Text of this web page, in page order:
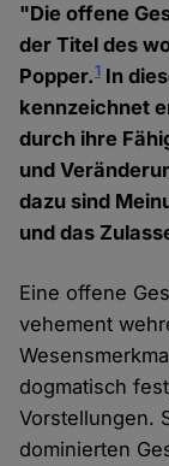
"Die offene
der Titel des
Popper.1 In
kennzeichnet
durch ihre
und
dazu sind
und das
Eine offene
vehement
dogmatisch
Vorstellungen.
dominierten